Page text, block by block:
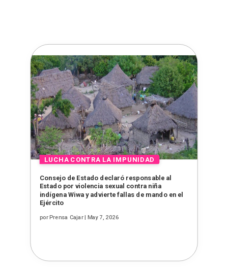
Consejo de Estado declaró responsable al
Estado por violencia sexual contra niña
indígena Wiwa y advierte fallas de mando en el
Ejército
porPrensa Cajar| May 7, 2026